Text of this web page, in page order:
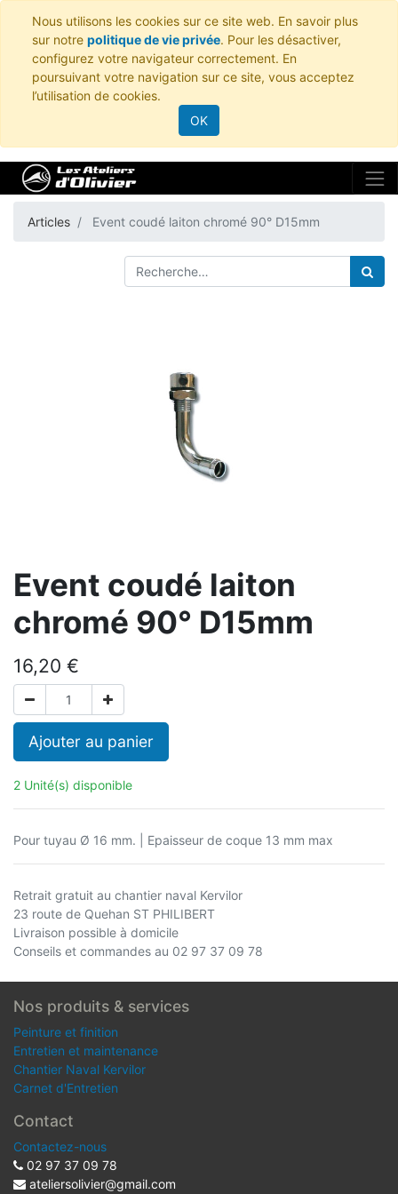
Nous utilisons les cookies sur ce site web. En savoir plus
sur notre politique de vie privée. Pour les désactiver,
configurez votre navigateur correctement. En
poursuivant votre navigation sur ce site, vous acceptez
l’utilisation de cookies.
OK
Articles Event coudé laiton chromé 90° D15mm
Event coudé laiton
chromé 90° D15mm
16,20 €
Ajouter au panier
2 Unité(s) disponible
Pour tuyau Ø 16 mm. | Epaisseur de coque 13 mm max
Retrait gratuit au chantier naval Kervilor
23 route de Quehan ST PHILIBERT
Livraison possible à domicile
Conseils et commandes au 02 97 37 09 78
Nos produits & services
Peinture et finition
Entretien et maintenance
Chantier Naval Kervilor
Carnet d'Entretien
Contact
Contactez-nous
02 97 37 09 78
ateliersolivier@gmail.com